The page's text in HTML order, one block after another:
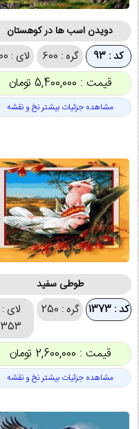
دویدن اسب ها در کوهستان
کد : 93 گره : 600 لای : 400
قیمت : 5,400,000 تومان
مشاهده جزئیات بیشتر نخ و نقشه
طوطی سفید
کد : 1373 گره : 250
لای :
353
قیمت : 2,600,000 تومان
مشاهده جزئیات بیشتر نخ و نقشه